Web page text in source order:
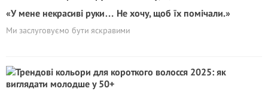
«У мене некрасиві руки… Не хочу, щоб їх помічали.»
Ми заслуговуємо бути яскравими